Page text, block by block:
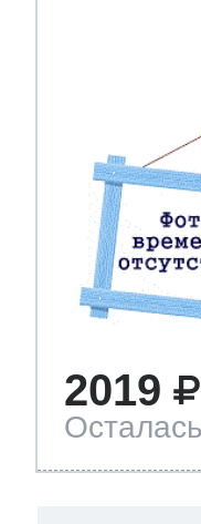
2019